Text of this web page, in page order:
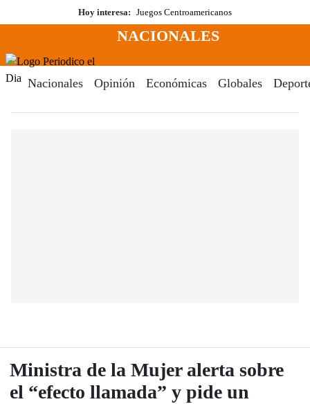
al
Hoy interesa: Juegos Centroamericanos
Menú
NACIONALES
Nacionales Opinión Económicas Globales
Ministra de la Mujer alerta sobre
el “efecto llamada” y pide un